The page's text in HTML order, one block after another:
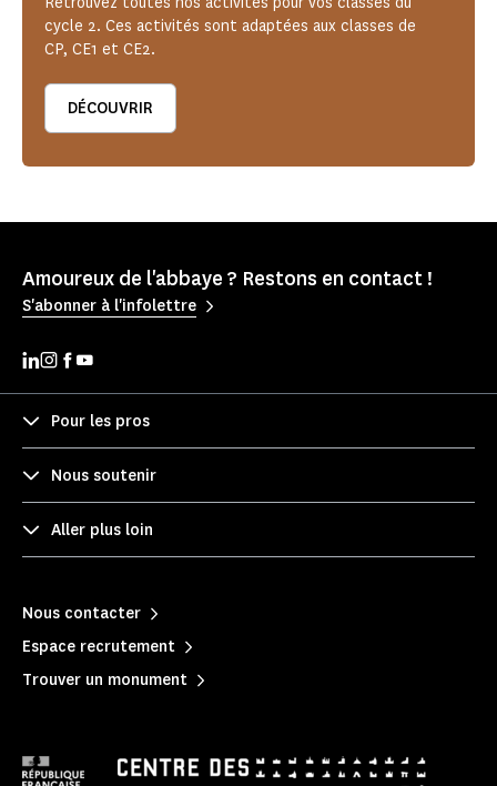
cycle 2. Ces activités sont adaptées aux classes de
CP, CE1 et CE2.
DÉCOUVRIR
Amoureux de l'abbaye ? Restons en contact !
S'abonner à l'infolettre
Pour les pros
Nous soutenir
Aller plus loin
Nous contacter
Espace recrutement
Trouver un monument